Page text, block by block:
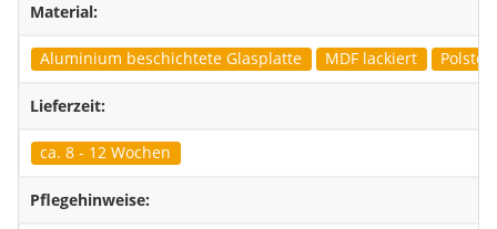
Material:
Aluminium beschichtete Glasplatte MDF lackiert Polster
Lieferzeit:
ca. 8 - 12 Wochen
Pflegehinweise: